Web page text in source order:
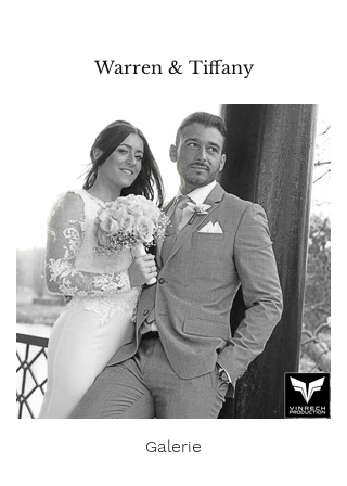
Warren & Tiffany
Galerie